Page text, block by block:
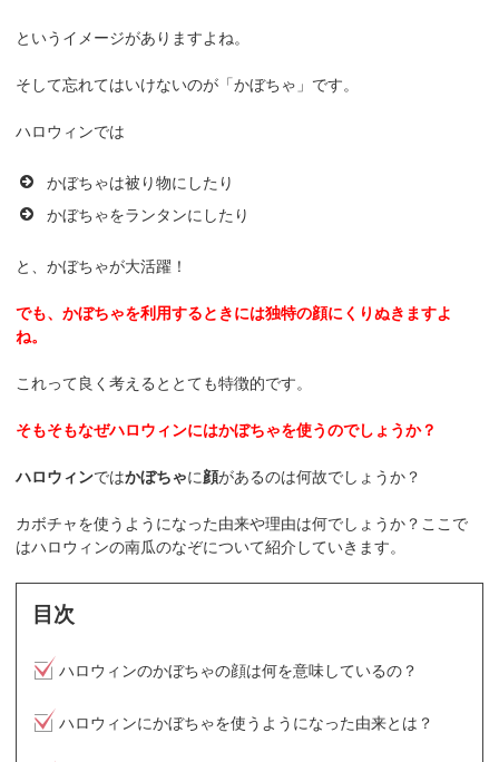
というイメージがありますよね。
そして忘れてはいけないのが「かぼちゃ」です。
ハロウィンでは
かぼちゃは被り物にしたり
かぼちゃをランタンにしたり
と、かぼちゃが大活躍！
でも、かぼちゃを利用するときには独特の顔にくりぬきますよ
ね。
これって良く考えるととても特徴的です。
そもそもなぜハロウィンにはかぼちゃを使うのでしょうか？
ハロウィンではかぼちゃに顔があるのは何故でしょうか？
カボチャを使うようになった由来や理由は何でしょうか？ここで
はハロウィンの南瓜のなぞについて紹介していきます。
目次
ハロウィンのかぼちゃの顔は何を意味しているの？
ハロウィンにかぼちゃを使うようになった由来とは？